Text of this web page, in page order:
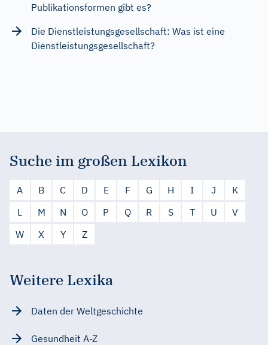
Publikationsformen gibt es?
Die Dienstleistungsgesellschaft: Was ist eine
Dienstleistungsgesellschaft?
Suche im großen Lexikon
A B C D E F G H I J
K
L
M N O P Q R S T U
V
W
X Y Z
Weitere Lexika
Daten der Weltgeschichte
Gesundheit A-Z